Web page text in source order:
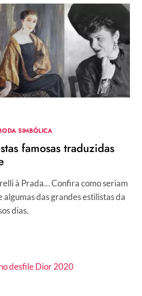
SIMBÓLICA
famosas traduzidas
à Prada… Confira como seriam
algumas das grandes estilistas da
dias.